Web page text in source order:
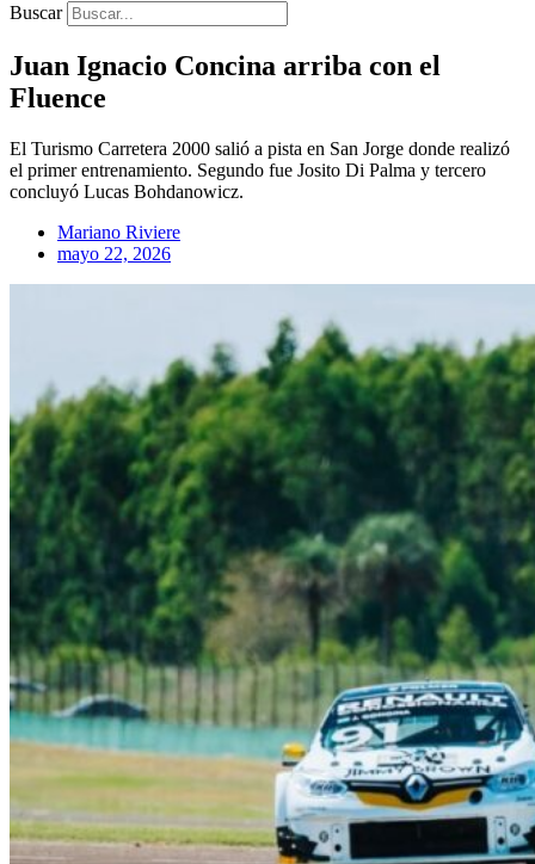
Buscar
Juan Ignacio Concina arriba con el
Fluence
El Turismo Carretera 2000 salió a pista en San Jorge donde realizó
el primer entrenamiento. Segundo fue Josito Di Palma y tercero
concluyó Lucas Bohdanowicz.
Mariano Riviere
mayo 22, 2026